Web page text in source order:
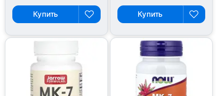
Купить Купить